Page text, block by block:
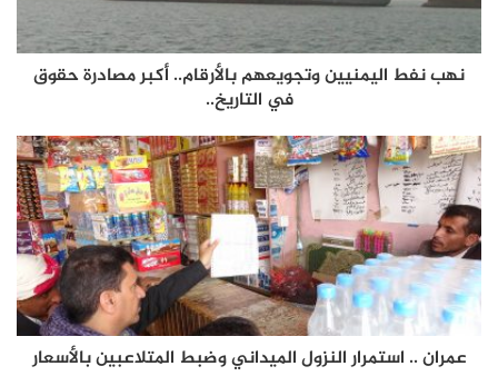
نهب نفط اليمنيين وتجويعهم بالأرقام.. أكبر مصادرة حقوق
في التاريخ..
عمران .. استمرار النزول الميداني وضبط المتلاعبين بالأسعار